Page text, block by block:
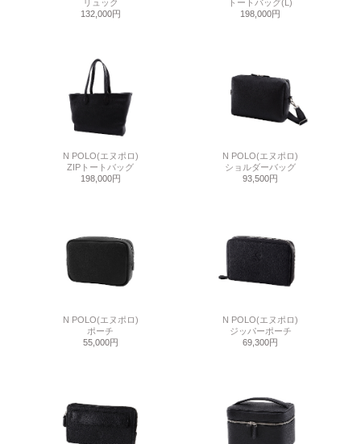
リュック
132,000円
トートバッグ(L)
198,000円
N POLO(エヌポロ)
ZIPトートバッグ
198,000円
N POLO(エヌポロ)
ショルダーバッグ
93,500円
N POLO(エヌポロ)
ポーチ
55,000円
N POLO(エヌポロ)
ジッパーポーチ
69,300円